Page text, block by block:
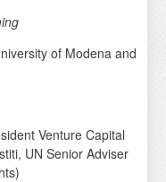
of Modena and
Venture Capital
UN Senior Adviser